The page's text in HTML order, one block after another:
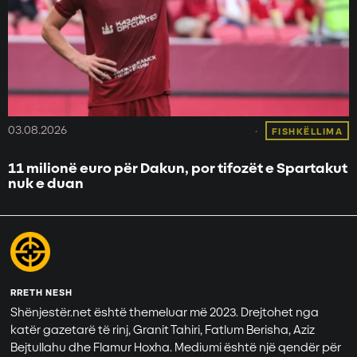
03.08.2026 FISHKËLLIMA
11 milionë euro për Dakun, por tifozët e Spartakut
nuk e duan
RRETH NESH
Shënjestër.net është themeluar më 2023. Drejtohet nga
katër gazetarë të rinj, Granit Tahiri, Fatlum Berisha, Aziz
Bejtullahu dhe Flamur Hoxha. Mediumi është një qendër për